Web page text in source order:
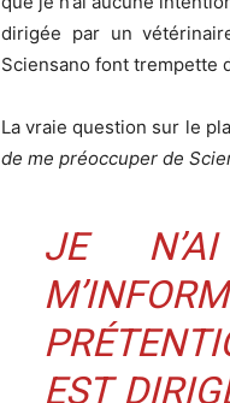
dirigée par un
Sciensano font trempette
La vraie question sur le
de me préoccuper de
JE
EST